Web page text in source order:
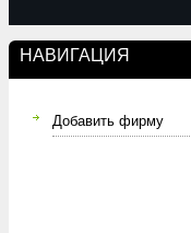
НАВИГАЦИЯ
Добавить фирму